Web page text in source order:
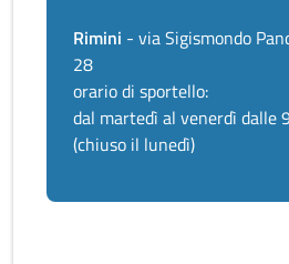
Rimini - via Sigismondo
28
orario di sportello:
dal martedì al venerdì dalle
(chiuso il lunedì)